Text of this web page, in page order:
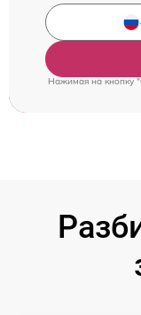
Нажимая на кнопку